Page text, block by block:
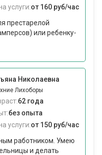
услуги:от 160 руб/час
престарелой
или ребенку-
Николаевна
Лихоборы
62 года
без опыта
услуги:от 150 руб/час
работником. Умею
и делать